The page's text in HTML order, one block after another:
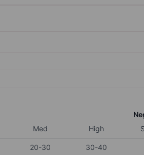
Med High
20-30 30-40